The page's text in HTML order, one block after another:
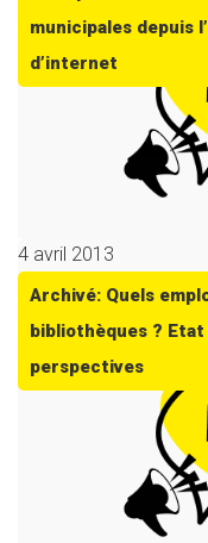
municipales depuis
d’internet
4 avril 2013
Archivé: Quels
bibliothèques ?
perspectives